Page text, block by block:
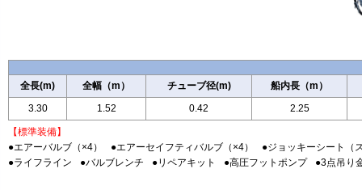
全長(m) 全幅（m） チューブ径(m)
船内長（m）
3.30
1.52 0.42 2.25
【標準装備】
●エアーバルブ（×4）
●エアーセイフティバルブ（×4）
●ジョッキーシート（
●ライフライン
●バルブレンチ ●リペアキット ●高圧フットポンプ ●3点吊り